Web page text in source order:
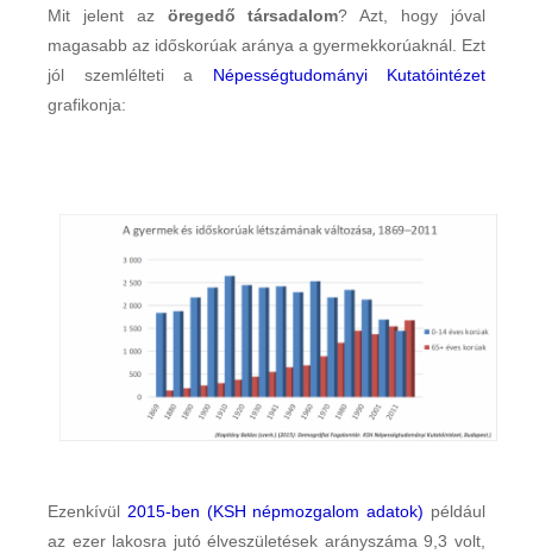
Mit jelent az öregedő társadalom? Azt, hogy jóval
magasabb az időskorúak aránya a gyermekkorúaknál. Ezt
jól szemlélteti a
Népességtudományi Kutatóintézet
grafikonja:
Ezenkívül 2015-ben (KSH népmozgalom adatok) például
az ezer lakosra jutó élveszületések arányszáma 9,3 volt,